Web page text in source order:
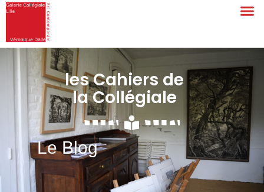
les Cahiers de
la Collégiale
Le Blog